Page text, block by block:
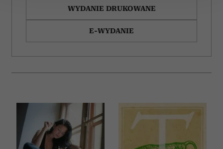
Wykorzystujemy pliki cookie do spersonalizowania treści
i reklam, aby oferować funkcje społecznościowe i
analizować ruch w naszej witrynie. Informacje o tym, jak
korzystasz z naszej witryny, udostępniamy partnerom
korzystania z ich usług.
WYDANIE DRUKOWANE
E-WYDANIE